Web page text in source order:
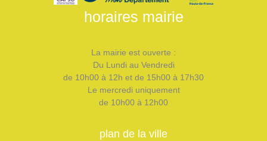
horaires mairie
La mairie est ouverte :
Du Lundi au Vendredi
de 10h00 à 12h et de 15h00 à 17h30
Le mercredi uniquement
de 10h00 à 12h00
plan de la ville